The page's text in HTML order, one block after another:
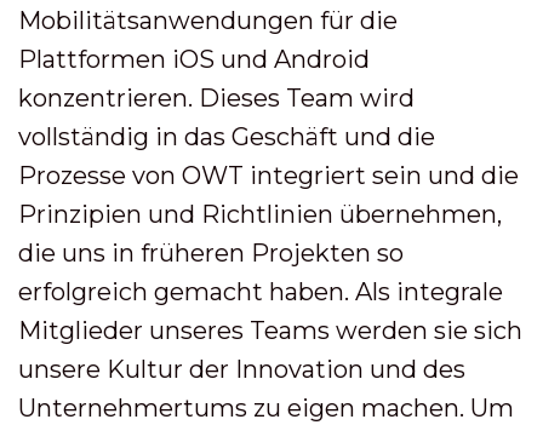
Mobilitätsanwendungen für die
Plattformen iOS und Android
konzentrieren. Dieses Team wird
vollständig in das Geschäft und die
Prozesse von OWT integriert sein und die
Prinzipien und Richtlinien übernehmen,
die uns in früheren Projekten so
erfolgreich gemacht haben. Als integrale
Mitglieder unseres Teams werden sie sich
unsere Kultur der Innovation und des
Unternehmertums zu eigen machen. Um